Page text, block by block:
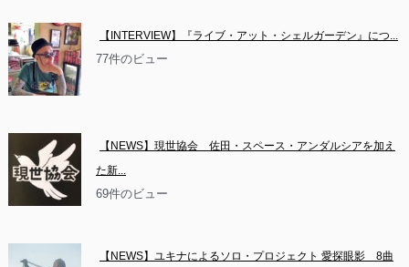
【INTERVIEW】『ライブ・アット・シェルガーデン』につ...
77件のビュー
【NEWS】現世協会　佐田・スペース・アンダルシアを加え
た新...
69件のビュー
【NEWS】ユキナによるソロ・プロジェクト 愛探眼影　8曲